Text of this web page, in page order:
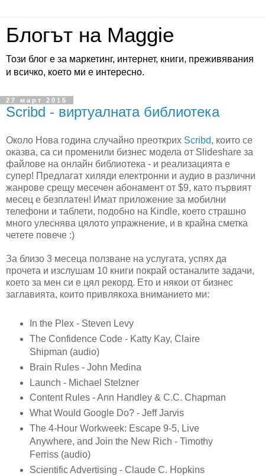
Блогът на Maggie
Този блог е за маркетинг, интернет, книги, преживявания
и всичко, което ми е интересно.
27 март 2015
Scribd - виртуалната библиотека
Около Нова година случайно преоткрих Scribd, които се
оказва, са си променили бизнес модела от Slideshare за
файлове на онлайн библиотека - и реализацията е
супер! Предлагат хиляди електронни и аудио в различни
жанрове срещу месечен абонамент от $9, като първият
месец е безплатен! Имат приложение за мобилни
телефони и таблети, подобно на Kindle, което страшно
много улеснява цялото упражнение, и в крайна сметка
четете повече :)
За близо 3 месеца ползване на услугата, успях да
прочета и изслушам 10 книги покрай останалите задачи,
което за мен си е цял рекорд. Ето и някои от бизнес
заглавията, които привлякоха вниманието ми:
In the Plex - Steven Levy
The Confidence Code - Katty Kay, Claire
Shipman (audio)
Brain Rules - John Medina
Launch - Michael Stelzner
Content Rules - Ann Handley & C.C. Chapman
What Would Google Do? - Jeff Jarvis
The 4-Hour Workweek: Escape 9-5, Live
Anywhere, and Join the New Rich - Timothy
Ferriss (audio)
Scientific Advertising - Claude C. Hopkins